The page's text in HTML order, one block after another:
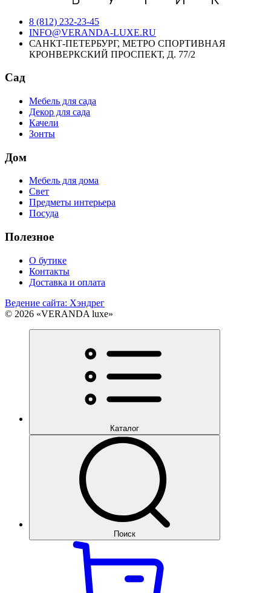
8 (812) 232-23-45
INFO@VERANDA-LUXE.RU
САНКТ-ПЕТЕРБУРГ, МЕТРО СПОРТИВНАЯ
КРОНВЕРКСКИЙ ПРОСПЕКТ, Д. 77/2
Сад
Мебель для сада
Декор для сада
Качели
Зонты
Дом
Мебель для дома
Свет
Предметы интерьера
Посуда
Полезное
О бутике
Контакты
Доставка и оплата
Ведение сайта: Хэндрег
© 2026 «VERANDA luxe»
Каталог
Поиск